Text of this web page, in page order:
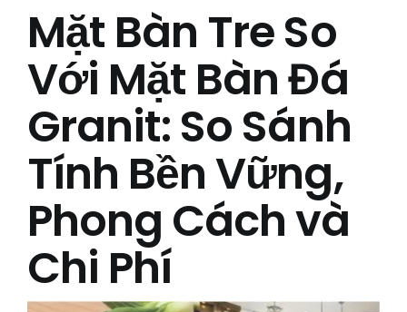
Sản Phẩm
Chứng Chỉ
Vận Chuyển
Về Chúng Tôi
Mặt Bàn Tre So
Với Mặt Bàn Đá
Granit: So Sánh
Tính Bền Vững,
Phong Cách và
Chi Phí